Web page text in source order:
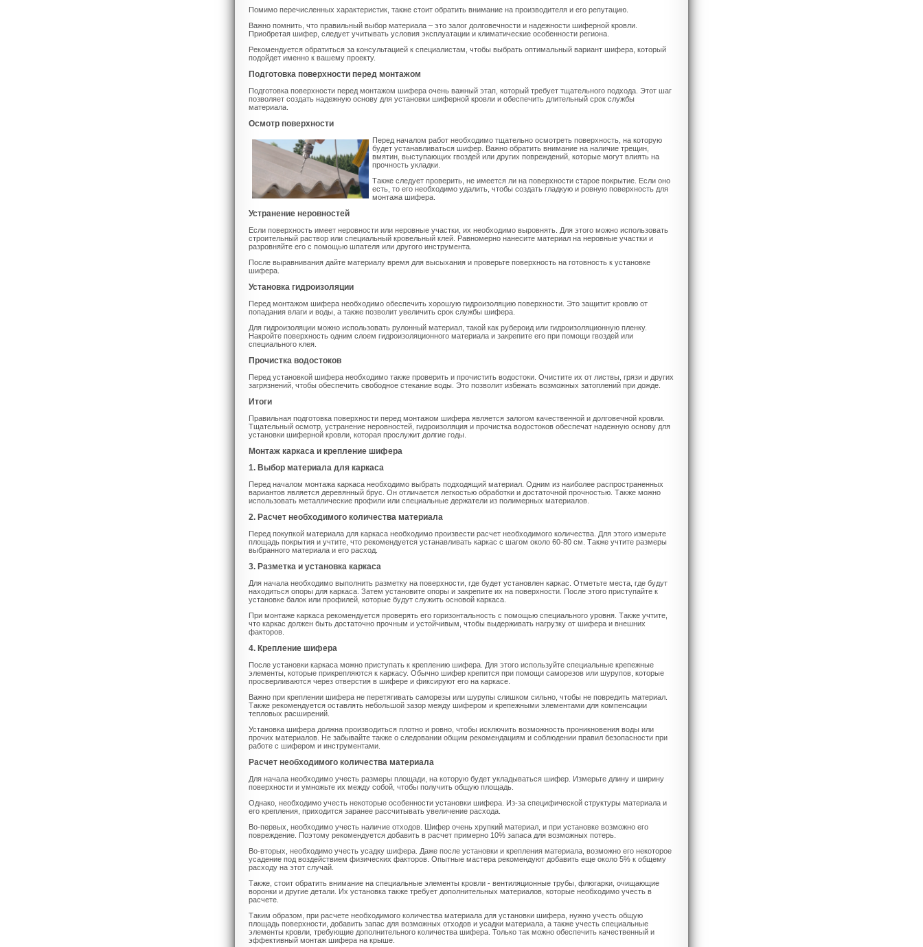
Помимо перечисленных характеристик, также стоит обратить внимание на производителя и его репутацию.
Важно помнить, что правильный выбор материала – это залог долговечности и надежности шиферной кровли.
Приобретая шифер, следует учитывать условия эксплуатации и климатические особенности региона.
Рекомендуется обратиться за консультацией к специалистам, чтобы выбрать оптимальный вариант шифера, который
подойдет именно к вашему проекту.
Подготовка поверхности перед монтажом
Подготовка поверхности перед монтажом шифера очень важный этап, который требует тщательного подхода. Этот шаг
позволяет создать надежную основу для установки шиферной кровли и обеспечить длительный срок службы
материала.
Осмотр поверхности
Перед началом работ необходимо тщательно осмотреть поверхность, на которую
будет устанавливаться шифер. Важно обратить внимание на наличие трещин,
вмятин, выступающих гвоздей или других повреждений, которые могут влиять на
прочность укладки.
Также следует проверить, не имеется ли на поверхности старое покрытие. Если оно
есть, то его необходимо удалить, чтобы создать гладкую и ровную поверхность для
монтажа шифера.
Устранение неровностей
Если поверхность имеет неровности или неровные участки, их необходимо выровнять. Для этого можно использовать
строительный раствор или специальный кровельный клей. Равномерно нанесите материал на неровные участки и
разровняйте его с помощью шпателя или другого инструмента.
После выравнивания дайте материалу время для высыхания и проверьте поверхность на готовность к установке
шифера.
Установка гидроизоляции
Перед монтажом шифера необходимо обеспечить хорошую гидроизоляцию поверхности. Это защитит кровлю от
попадания влаги и воды, а также позволит увеличить срок службы шифера.
Для гидроизоляции можно использовать рулонный материал, такой как рубероид или гидроизоляционную пленку.
Накройте поверхность одним слоем гидроизоляционного материала и закрепите его при помощи гвоздей или
специального клея.
Прочистка водостоков
Перед установкой шифера необходимо также проверить и прочистить водостоки. Очистите их от листвы, грязи и других
загрязнений, чтобы обеспечить свободное стекание воды. Это позволит избежать возможных затоплений при дожде.
Итоги
Правильная подготовка поверхности перед монтажом шифера является залогом качественной и долговечной кровли.
Тщательный осмотр, устранение неровностей, гидроизоляция и прочистка водостоков обеспечат надежную основу для
установки шиферной кровли, которая прослужит долгие годы.
Монтаж каркаса и крепление шифера
1. Выбор материала для каркаса
Перед началом монтажа каркаса необходимо выбрать подходящий материал. Одним из наиболее распространенных
вариантов является деревянный брус. Он отличается легкостью обработки и достаточной прочностью. Также можно
использовать металлические профили или специальные держатели из полимерных материалов.
2. Расчет необходимого количества материала
Перед покупкой материала для каркаса необходимо произвести расчет необходимого количества. Для этого измерьте
площадь покрытия и учтите, что рекомендуется устанавливать каркас с шагом около 60-80 см. Также учтите размеры
выбранного материала и его расход.
3. Разметка и установка каркаса
Для начала необходимо выполнить разметку на поверхности, где будет установлен каркас. Отметьте места, где будут
находиться опоры для каркаса. Затем установите опоры и закрепите их на поверхности. После этого приступайте к
установке балок или профилей, которые будут служить основой каркаса.
При монтаже каркаса рекомендуется проверять его горизонтальность с помощью специального уровня. Также учтите,
что каркас должен быть достаточно прочным и устойчивым, чтобы выдерживать нагрузку от шифера и внешних
факторов.
4. Крепление шифера
После установки каркаса можно приступать к креплению шифера. Для этого используйте специальные крепежные
элементы, которые прикрепляются к каркасу. Обычно шифер крепится при помощи саморезов или шурупов, которые
просверливаются через отверстия в шифере и фиксируют его на каркасе.
Важно при креплении шифера не перетягивать саморезы или шурупы слишком сильно, чтобы не повредить материал.
Также рекомендуется оставлять небольшой зазор между шифером и крепежными элементами для компенсации
тепловых расширений.
Установка шифера должна производиться плотно и ровно, чтобы исключить возможность проникновения воды или
прочих материалов. Не забывайте также о следовании общим рекомендациям и соблюдении правил безопасности при
работе с шифером и инструментами.
Расчет необходимого количества материала
Для начала необходимо учесть размеры площади, на которую будет укладываться шифер. Измерьте длину и ширину
поверхности и умножьте их между собой, чтобы получить общую площадь.
Однако, необходимо учесть некоторые особенности установки шифера. Из-за специфической структуры материала и
его крепления, приходится заранее рассчитывать увеличение расхода.
Во-первых, необходимо учесть наличие отходов. Шифер очень хрупкий материал, и при установке возможно его
повреждение. Поэтому рекомендуется добавить в расчет примерно 10% запаса для возможных потерь.
Во-вторых, необходимо учесть усадку шифера. Даже после установки и крепления материала, возможно его некоторое
усадение под воздействием физических факторов. Опытные мастера рекомендуют добавить еще около 5% к общему
расходу на этот случай.
Также, стоит обратить внимание на специальные элементы кровли - вентиляционные трубы, флюгарки, очищающие
воронки и другие детали. Их установка также требует дополнительных материалов, которые необходимо учесть в
расчете.
Таким образом, при расчете необходимого количества материала для установки шифера, нужно учесть общую
площадь поверхности, добавить запас для возможных отходов и усадки материала, а также учесть специальные
элементы кровли, требующие дополнительного количества шифера. Только так можно обеспечить качественный и
эффективный монтаж шифера на крыше.